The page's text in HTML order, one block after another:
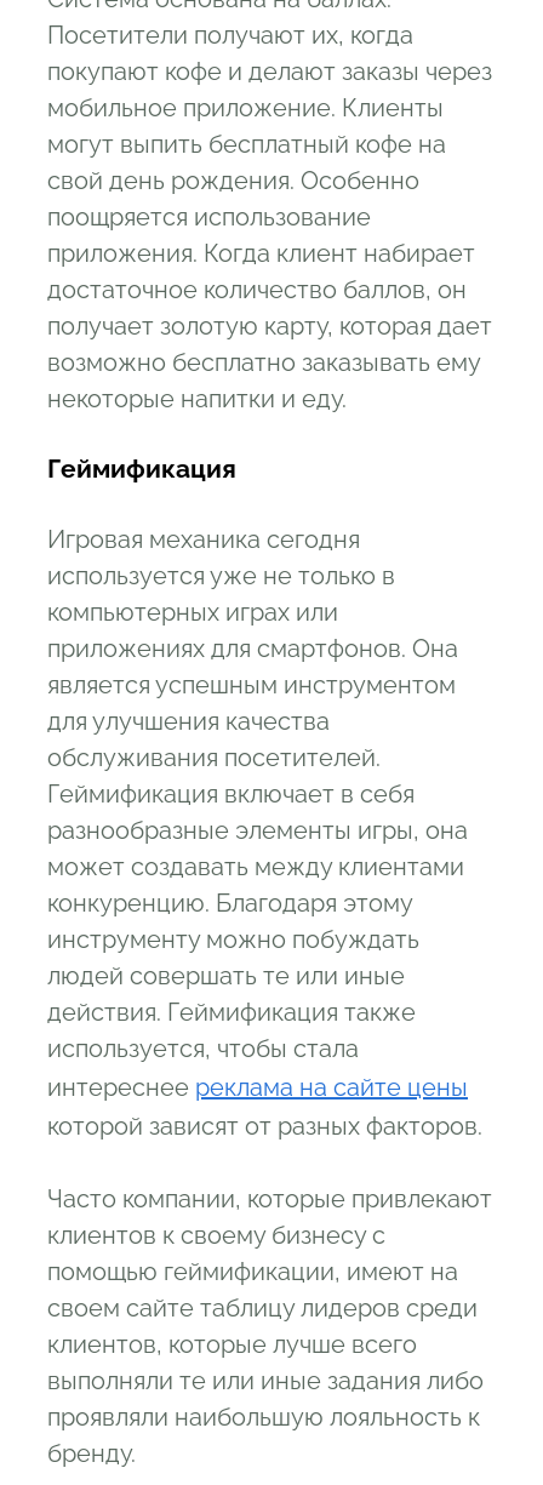
Посетители получают их, когда
покупают кофе и делают заказы через
мобильное приложение. Клиенты
могут выпить бесплатный кофе на
свой день рождения. Особенно
поощряется использование
приложения. Когда клиент набирает
достаточное количество баллов, он
получает золотую карту, которая дает
возможно бесплатно заказывать ему
некоторые напитки и еду.
Геймификация
Игровая механика сегодня
используется уже не только в
компьютерных играх или
приложениях для смартфонов. Она
является успешным инструментом
для улучшения качества
обслуживания посетителей.
Геймификация включает в себя
разнообразные элементы игры, она
может создавать между клиентами
конкуренцию. Благодаря этому
инструменту можно побуждать
людей совершать те или иные
действия. Геймификация также
используется, чтобы стала
интереснее реклама на сайте цены
которой зависят от разных факторов.
Часто компании, которые привлекают
клиентов к своему бизнесу с
помощью геймификации, имеют на
своем сайте таблицу лидеров среди
клиентов, которые лучше всего
выполняли те или иные задания либо
проявляли наибольшую лояльность к
бренду.